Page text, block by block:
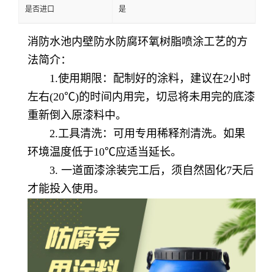
是否进口 是
消防水池内壁防水防腐环氧树脂喷涂工艺的方
法简介：
1.使用期限：配制好的涂料，建议在2小时
左右(20℃)的时间内用完，切忌将未用完的底漆
重新倒入原漆料中。
2.工具清洗：可用专用稀释剂清洗。如果
环境温度低于10℃应适当延长。
3. 一道面漆涂装完工后，须自然固化7天后
才能投入使用。